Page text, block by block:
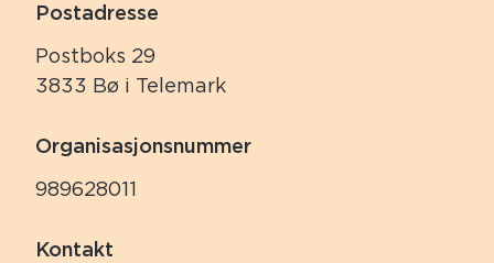
Postadresse
Postboks 29
3833 Bø i Telemark
Organisasjonsnummer
989628011
Kontakt